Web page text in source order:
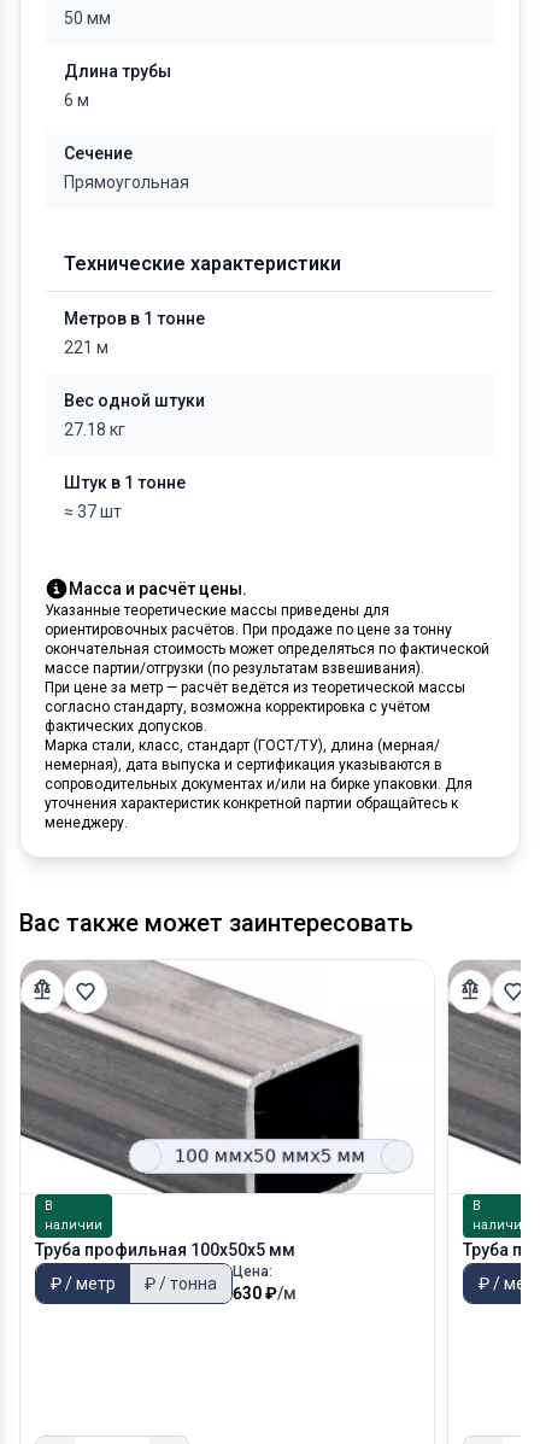
50 мм
Длина трубы
6 м
Сечение
Прямоугольная
Технические характеристики
Метров в 1 тонне
221 м
Вес одной штуки
27.18 кг
Штук в 1 тонне
≈ 37 шт
Масса и расчёт цены.
Указанные теоретические массы приведены для
ориентировочных расчётов. При продаже по цене за тонну
окончательная стоимость может определяться по фактической
массе партии/отгрузки (по результатам взвешивания).
При цене за метр — расчёт ведётся из теоретической массы
согласно стандарту, возможна корректировка с учётом
фактических допусков.
Марка стали, класс, стандарт (ГОСТ/ТУ), длина (мерная/
немерная), дата выпуска и сертификация указываются в
сопроводительных документах и/или на бирке упаковки. Для
уточнения характеристик конкретной партии обращайтесь к
менеджеру.
Вас также может заинтересовать
В
наличии
Труба профильная 100х50х5 мм
₽ / метр
₽ / тонна
Цена:
630 ₽/м
В
наличии
Труба
₽ /